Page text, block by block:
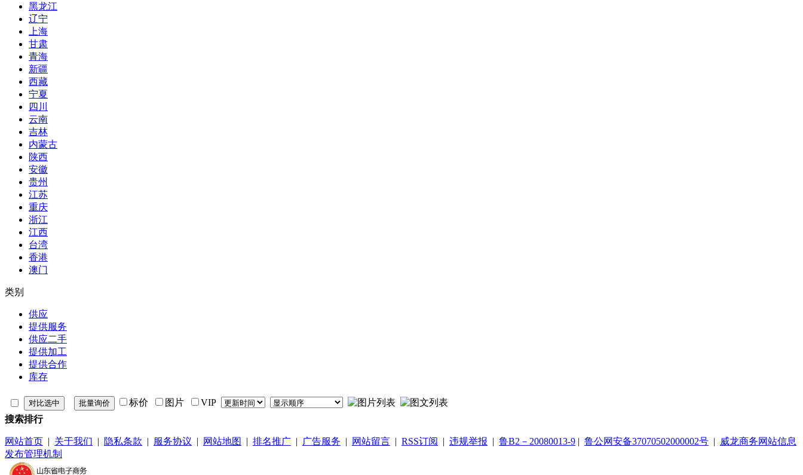
黑龙江
辽宁
上海
甘肃
青海
新疆
西藏
宁夏
四川
云南
吉林
内蒙古
陕西
安徽
贵州
江苏
重庆
浙江
江西
台湾
香港
澳门
类别
供应
提供服务
供应二手
提供加工
提供合作
库存
标价 图片
VIP
搜索排行
网站首页 | 关于我们 | 隐私条款 | 服务协议 | 网站地图 | 排名推广 | 广告服务 | 网站留言 | RSS订阅 | 违规举报 | 鲁B2－20080013-9 | 鲁公网安备37070502000002号 |
威龙商务网站信息
发布管理机制